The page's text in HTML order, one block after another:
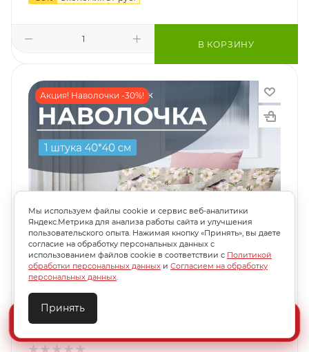
В КОРЗИНУ
Акция! Наволочки -30%!
16
час
09
мин сек
Мы используем файлы cookie и сервис веб-аналитики
Яндекс.Метрика для анализа работы сайта и улучшения
пользовательского опыта. Нажимая кнопку «Принять», вы даете
согласие на обработку персональных данных с
использованием файлов cookie в соответствии с Политикой
обработки персональных данных и Согласием на обработку
персональных данных.
Принять